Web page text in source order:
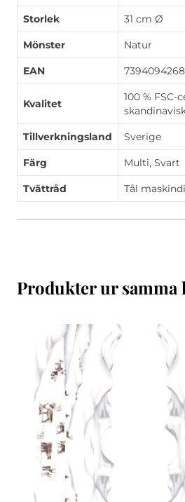
Storlek 31 cm Ø
Mönster Natur
EAN
Kvalitet
100 % FSC-
Tillverkningsland Sverige
Färg Multi, Svart
Tvättråd Tål
Produkter ur samma